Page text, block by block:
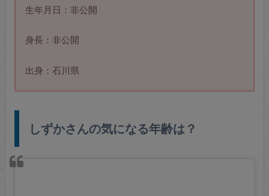
生年月日：非公開
身長：非公開
出身：石川県
しずかさんの気になる年齢は？